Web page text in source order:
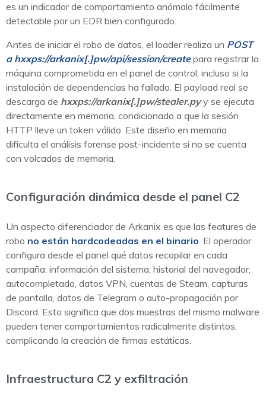
es un indicador de comportamiento anómalo fácilmente
detectable por un EDR bien configurado.
Antes de iniciar el robo de datos, el loader realiza un POST
a hxxps://arkanix[.]pw/api/session/createpara registrar la
máquina comprometida en el panel de control, incluso si la
instalación de dependencias ha fallado. El payload real se
descarga de hxxps://arkanix[.]pw/stealer.pyy se ejecuta
directamente en memoria, condicionado a que la sesión
HTTP lleve un token válido. Este diseño en memoria
dificulta el análisis forense post-incidente si no se cuenta
con volcados de memoria.
Configuración dinámica desde el panel C2
Un aspecto diferenciador de Arkanix es que las features de
robo no están hardcodeadas en el binario. El operador
configura desde el panel qué datos recopilar en cada
campaña: información del sistema, historial del navegador,
autocompletado, datos VPN, cuentas de Steam, capturas
de pantalla, datos de Telegram o auto-propagación por
Discord. Esto significa que dos muestras del mismo malware
pueden tener comportamientos radicalmente distintos,
complicando la creación de firmas estáticas.
Infraestructura C2 y exfiltración